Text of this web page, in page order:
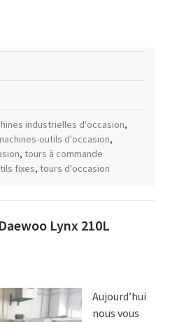
industrielles d'occasion,
outils d'occasion,
, tours à commande
fixes, tours d'occasion
Lynx 210L
Aujourd’hui
nous vous